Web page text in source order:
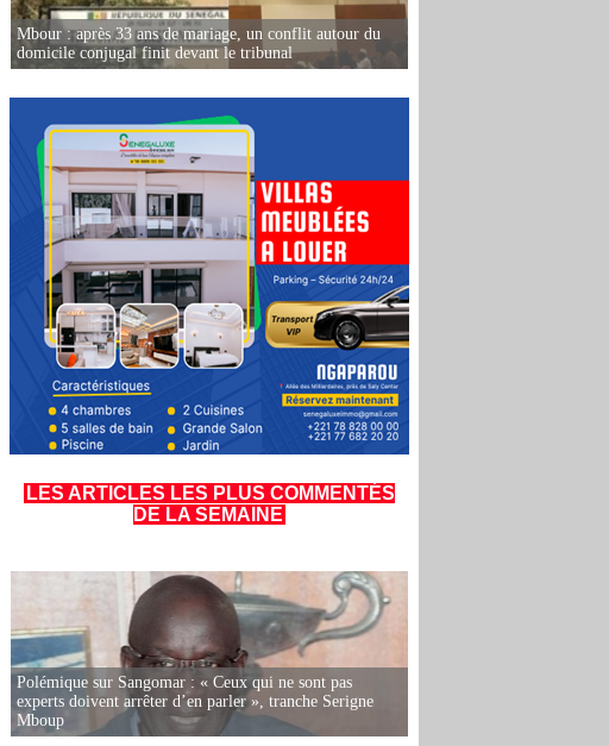
Mbour : après 33 ans de mariage, un conflit autour du
domicile conjugal finit devant le tribunal
LES ARTICLES LES PLUS COMMENTÉS
DE LA SEMAINE
Polémique sur Sangomar : « Ceux qui ne sont pas
experts doivent arrêter d’en parler », tranche Serigne
Mboup